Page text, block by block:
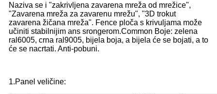
Naziva se i "zakrivljena zavarena mreža od mrežice",
"Zavarena mreža za zavarenu mrežu", "3D trokut
zavarena žičana mreža". Fence ploča s krivuljama može
učiniti stabilnijim ans srongerom.Common Boje: zelena
ral6005, crna ral9005, bijela boja, a bijela će se bojati, a to
će se nacrtati. Anti-pobuni.
1.Panel veličine: